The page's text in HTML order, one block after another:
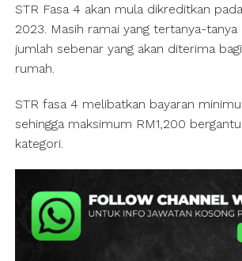
STR Fasa 4 akan mula dikreditkan
2023. Masih ramai yang tertanya-tanya
jumlah sebenar yang akan diterima
rumah.
STR fasa 4 melibatkan bayaran
sehingga maksimum RM1,200
kategori.